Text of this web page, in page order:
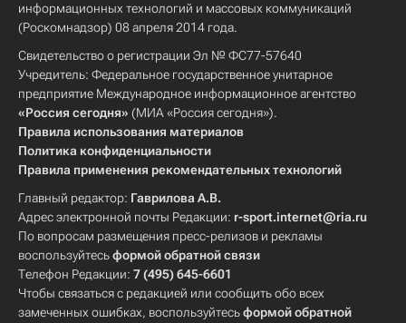
информационных технологий и массовых коммуникаций
(Роскомнадзор) 08 апреля 2014 года.
Свидетельство о регистрации Эл № ФС77-57640
Учредитель: Федеральное государственное унитарное
предприятие Международное информационное агентство
«Россия сегодня» (МИА «Россия сегодня»).
Правила использования материалов
Политика конфиденциальности
Правила применения рекомендательных технологий
Главный редактор: Гаврилова А.В.
Адрес электронной почты Редакции: r-sport.internet@ria.ru
По вопросам размещения пресс-релизов и рекламы
воспользуйтесьформой обратной связи
Телефон Редакции: 7 (495) 645-6601
Чтобы связаться с редакцией или сообщить обо всех
замеченных ошибках, воспользуйтесьформой обратной